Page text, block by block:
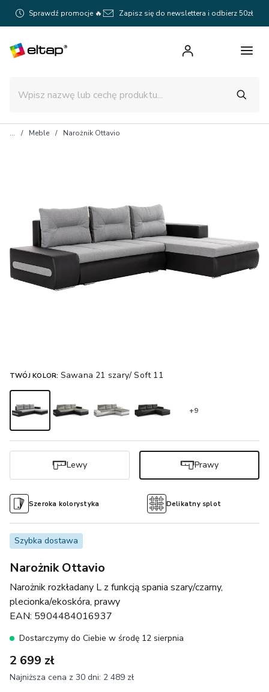
Sprawdź promocje 🔥 Zapisz się do newslettera i odbierz 50zł
Meble Narożnik Ottavio
Szybka dostawa
Narożnik Ottavio
Narożnik rozkładany L z funkcją spania szary/czarny,
plecionka/ekoskóra, prawy
EAN: 5904484016937
Dostarczymy do Ciebie w środę 12 sierpnia
2 699 zł
Najniższa cena z 30 dni: 2 489 zł
TWÓJ KOLOR: Sawana 21 szary/ Soft 11
Szeroka kolorystyka Delikatny splot
+9
Lewy Prawy